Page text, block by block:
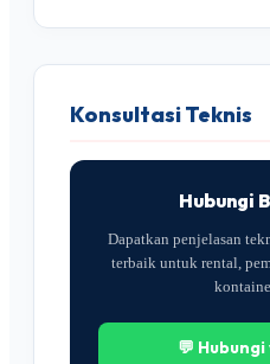
Konsultasi Teknis
Hubungi
Dapatkan penjelasan
terbaik untuk rental,
💬